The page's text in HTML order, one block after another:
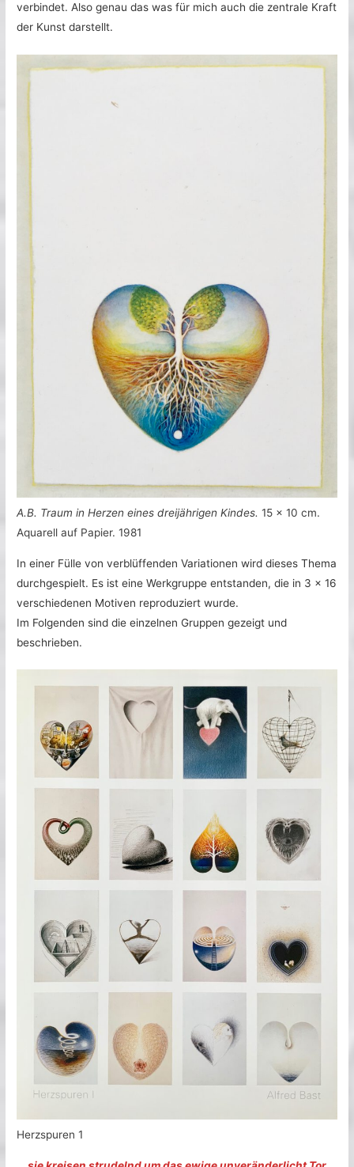
verbindet. Also genau das was für mich auch die zentrale Kraft
der Kunst darstellt.
A.B. Traum in Herzen eines dreijährigen Kindes. 15 x 10 cm.
Aquarell auf Papier. 1981
In einer Fülle von verblüffenden Variationen wird dieses Thema
durchgespielt. Es ist eine Werkgruppe entstanden, die in 3 x 16
verschiedenen Motiven reproduziert wurde.
Im Folgenden sind die einzelnen Gruppen gezeigt und
beschrieben.
Herzspuren 1